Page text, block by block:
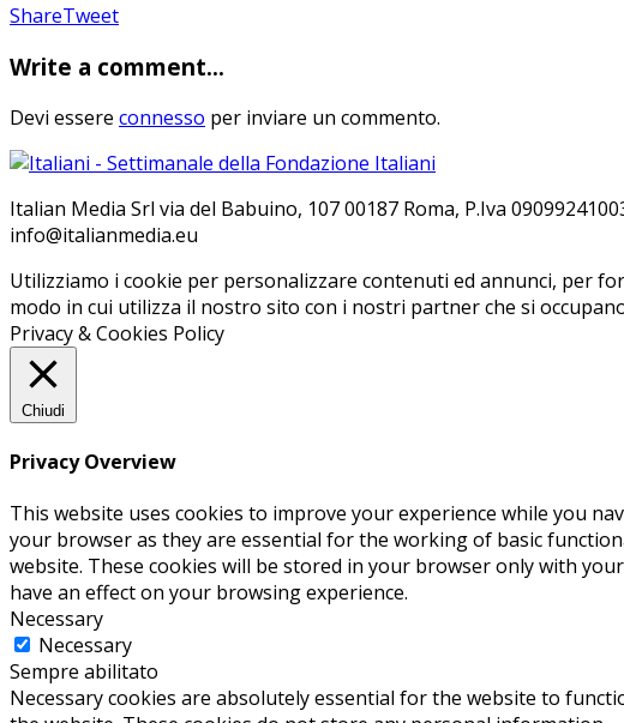
ShareTweetShare
Google+
Pin
Pinterest
Send
WhatsApp
Write a comment...
Devi essere connesso per inviare un commento.
Ita­lian Me­dia Srl via del Ba­bui­no, 107 00187 Roma, P.Iva
info@ita­lian­me­dia.eu
Utilizziamo i cookie per personalizzare contenuti ed annunci, per
modo in cui utilizza il nostro sito con i nostri partner che si
Privacy & Cookies Policy
Chiudi
Privacy Overview
This website uses cookies to improve your experience while you
your browser as they are essential for the working of basic
website. These cookies will be stored in your browser only with
have an effect on your browsing experience.
Necessary
Necessary
Sempre abilitato
Necessary cookies are absolutely essential for the website to